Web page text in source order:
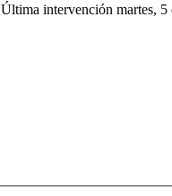
Última intervención martes,